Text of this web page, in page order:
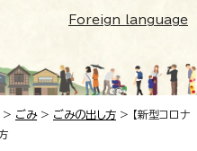
Foreign language
> ごみ> ごみの出し方 > 【新型コロナ